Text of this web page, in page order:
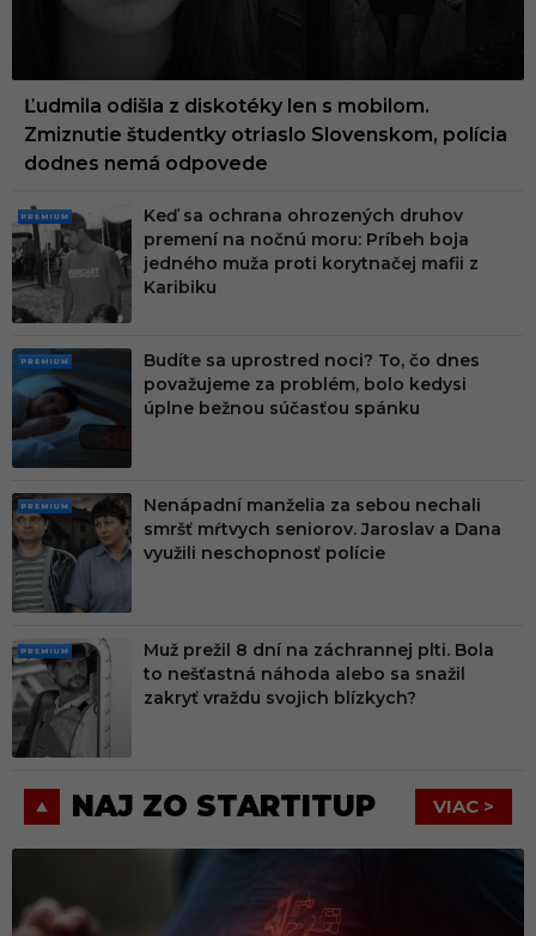
Ľudmila odišla z diskotéky len s mobilom.
Zmiznutie študentky otriaslo Slovenskom, polícia
dodnes nemá odpovede
PRE
MIU
M
Keď sa ochrana ohrozených druhov
premení na nočnú moru: Príbeh boja
jedného muža proti korytnačej mafii z
Karibiku
PRE
MIU
M
Budíte sa uprostred noci? To, čo dnes
považujeme za problém, bolo kedysi
úplne bežnou súčasťou spánku
PRE
MIU
M
Nenápadní manželia za sebou nechali
smršť mŕtvych seniorov. Jaroslav a Dana
využili neschopnosť polície
PRE
MIU
M
Muž prežil 8 dní na záchrannej plti. Bola
to nešťastná náhoda alebo sa snažil
zakryť vraždu svojich blízkych?
NAJ ZO STARTITUP VIAC >